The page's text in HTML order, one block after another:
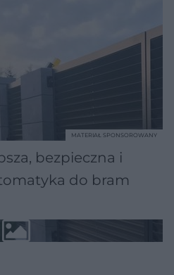
bezpieczna i
do bram
MATERIAŁ SPONSOROWANY